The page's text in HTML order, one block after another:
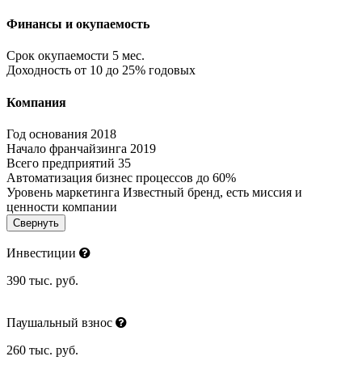
Финансы и окупаемость
Срок окупаемости 5 мес.
Доходность от 10 до 25% годовых
Компания
Год основания 2018
Начало франчайзинга 2019
Всего предприятий 35
Автоматизация бизнес процессов до 60%
Уровень маркетинга Известный бренд, есть миссия и
ценности компании
Свернуть
Инвестиции
390 тыс. руб.
Паушальный взнос
260 тыс. руб.